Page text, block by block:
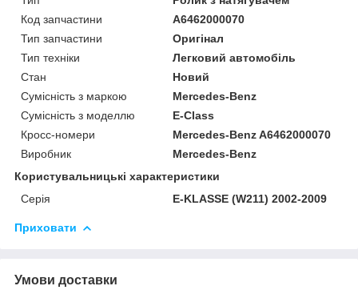
Код запчастини
A6462000070
Тип запчастини
Оригінал
Тип техніки
Легковий автомобіль
Стан
Новий
Сумісність з маркою
Mercedes-Benz
Сумісність з моделлю
E-Class
Кросс-номери
Mercedes-Benz A6462000070
Виробник
Mercedes-Benz
Користувальницькі характеристики
Серія
E-KLASSE (W211) 2002-2009
Приховати
Умови доставки